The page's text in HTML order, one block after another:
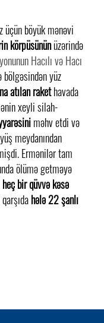
üçün böyük mənəvi
körpüsününüzərində
Hacılı və Hacı
bölgəsindən yüz
atılan rakethavada
xeyli silah-
məhv etdi və
meydanından
Ermənilər tam
ölümə getməyə
heç bir qüvvə kəsə
hələ 22 şanlı